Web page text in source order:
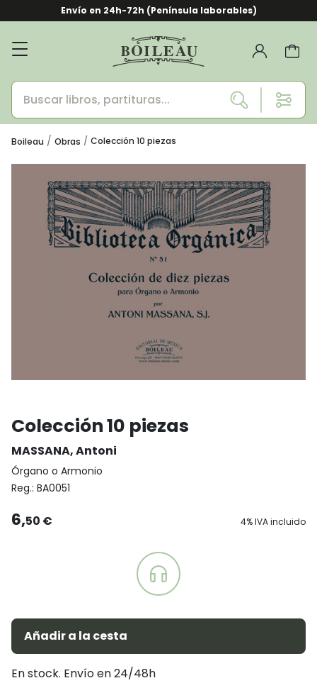
Envío en 24h-72h (Península laborables)
Boileau Obras Colección 10 piezas
Colección 10 piezas
MASSANA, Antoni
Órgano o Armonio
Reg.: BA0051
6,50 € 4% IVA incluido
Añadir a la cesta
En stock. Envío en 24/48h